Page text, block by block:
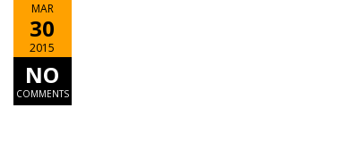
MAR
30
2015
NO
COMMENTS